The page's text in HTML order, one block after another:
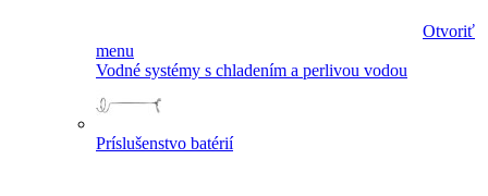
Otvoriť
menu
Vodné systémy s chladením a perlivou vodou
Príslušenstvo batérií